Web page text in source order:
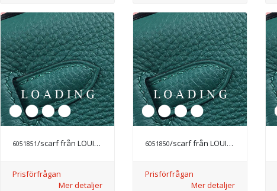
6051851/scarf från LOUIS VUITTON
Prisförfrågan
Mer detaljer
6051850/scarf från LOUIS VUITTON
Prisförfrågan
Mer detaljer